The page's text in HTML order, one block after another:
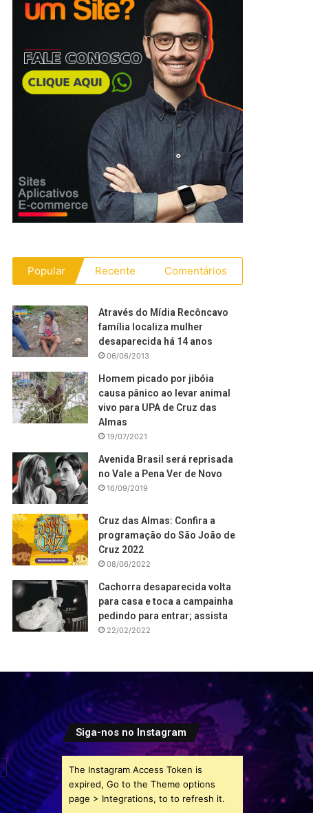
Popular Recente Comentários
Através do Mídia Recôncavo
família localiza mulher
desaparecida há 14 anos
06/06/2013
Homem picado por jibóia
causa pânico ao levar animal
vivo para UPA de Cruz das
Almas
19/07/2021
Avenida Brasil será reprisada
no Vale a Pena Ver de Novo
16/09/2019
Cruz das Almas: Confira a
programação do São João de
Cruz 2022
08/06/2022
Cachorra desaparecida volta
para casa e toca a campainha
pedindo para entrar; assista
22/02/2022
Siga-nos no Instagram
The Instagram Access Token is
expired, Go to the Theme options
page > Integrations, to to refresh it.